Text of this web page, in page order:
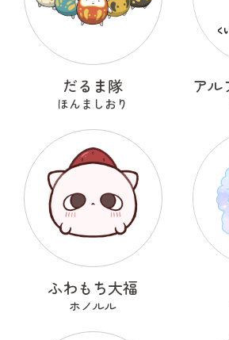
だるま隊
ほんましおり
ふわもち大福
ホノルル